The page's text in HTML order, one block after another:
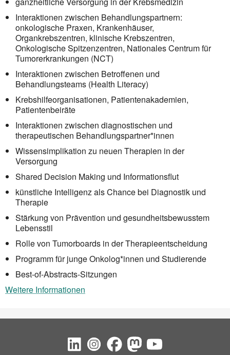
Interaktionen zwischen Behandlungspartnern:
onkologische Praxen, Krankenhäuser,
Organkrebszentren, klinische Krebszentren,
Onkologische Spitzenzentren, Nationales Centrum für
Tumorerkrankungen (NCT)
Interaktionen zwischen Betroffenen und
Behandlungsteams (Health Literacy)
Krebshilfeorganisationen, Patientenakademien,
Patientenbeiräte
Interaktionen zwischen diagnostischen und
therapeutischen Behandlungspartner*innen
Wissensimplikation zu neuen Therapien in der
Versorgung
Shared Decision Making und Informationsflut
künstliche Intelligenz als Chance bei Diagnostik und
Therapie
Stärkung von Prävention und gesundheitsbewusstem
Lebensstil
Rolle von Tumorboards in der Therapieentscheidung
Programm für junge Onkolog*innen und Studierende
Best-of-Abstracts-Sitzungen
Weitere Informationen
Social Bookmarks